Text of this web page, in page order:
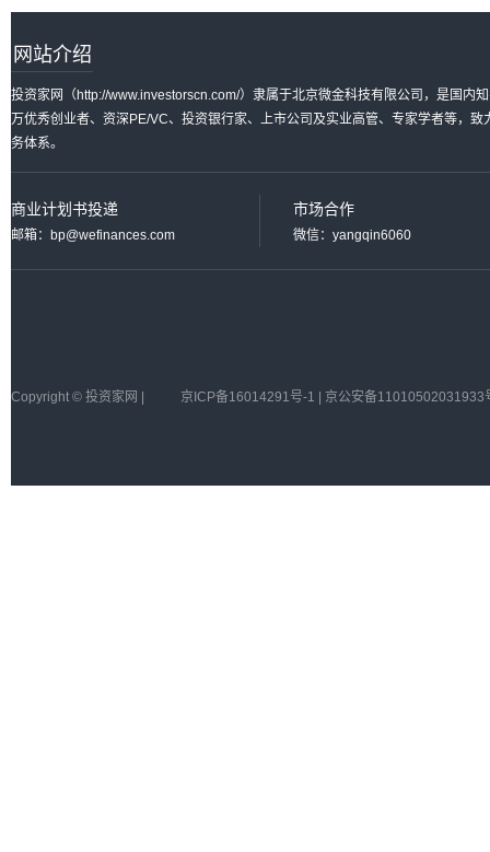
网站介绍
投资家网（http://www.investorscn.com/）隶属于北京微金科技有限公司，是国内
万优秀创业者、资深PE/VC、投资银行家、上市公司及实业高管、专家学者等，
务体系。
商业计划书投递
邮箱：bp@wefinances.com
市场合作
微信：yangqin6060
Copyright © 投资家网 | 京ICP备16014291号-1 | 京公安备11010502031933